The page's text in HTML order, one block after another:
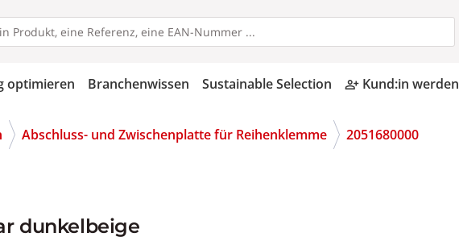
optimieren Branchenwissen Sustainable Selection person_add_alt Kund:in werden
Abschluss- und Zwischenplatte für Reihenklemme 2051680000
dunkelbeige